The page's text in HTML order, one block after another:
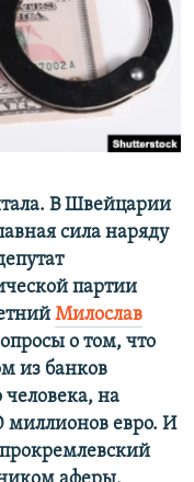
В Швейцарии
сила наряду
партии
Милослав
о том, что
из банков
человека, на
миллионов евро. И